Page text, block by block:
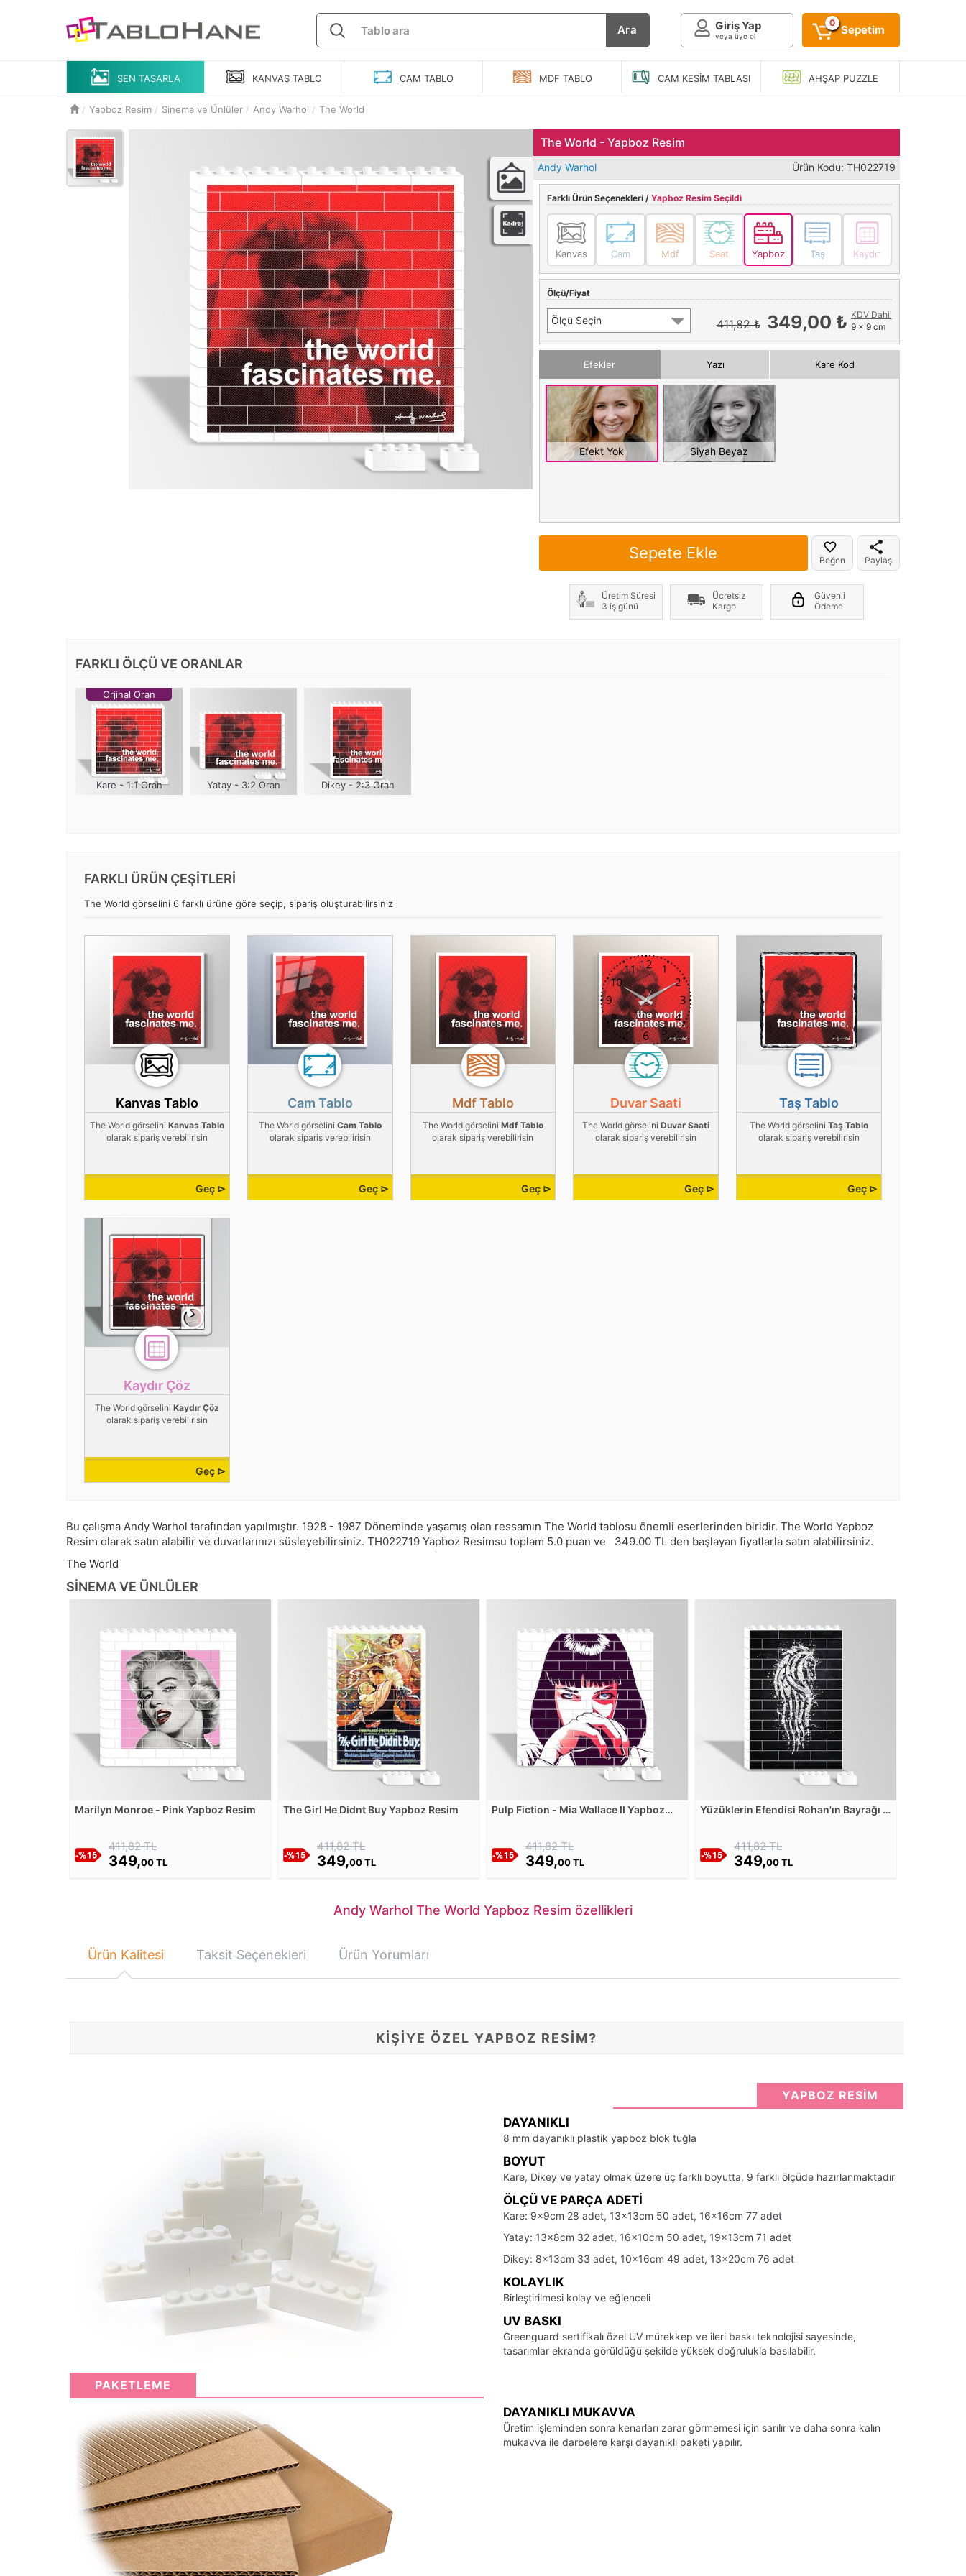
Ara Giriş Yap
veya üye ol
0
Sepetim
SEN TASARLA KANVAS TABLO CAM TABLO MDF TABLO CAM KESIM TABLASI AHŞAPPUZZLE
Yapboz Resim Sinema ve Ünlüler Andy Warhol The World
The World - Yapboz Resim
Andy Warhol Ürün Kodu: TH022719
Farklı Ürün Seçenekleri / Yapboz Resim Seçildi
Kanvas Cam Mdf Saat Yapboz Taş Kaydır
Ölçü/Fiyat
Ölçü Seçin 411,82 ₺ 349,00 ₺ KDV Dahil
9 x 9 cm
Efekler Yazı Kare Kod
Efekt Yok Siyah Beyaz
Sepete Ekle Beğen Paylaş
Üretim Süresi
3 iş günü
Ücretsiz
Kargo
Güvenli
Ödeme
FARKLI ÖLÇÜ VE ORANLAR
Orjinal Oran
Kare - 1:1 Oran Yatay - 3:2 Oran Dikey - 2:3 Oran
FARKLI ÜRÜN ÇEŞİTLERİ
The World görselini 6 farklı ürüne göre seçip, sipariş oluşturabilirsiniz
Kanvas Tablo
The World görselini Kanvas Tablo
olarak sipariş verebilirisin
Geç ⊳
Cam Tablo
The World görselini Cam Tablo
olarak sipariş verebilirisin
Geç ⊳
Mdf Tablo
The World görselini Mdf Tablo
olarak sipariş verebilirisin
Geç ⊳
Duvar Saati
The World görseliniDuvar Saati
olarak sipariş verebilirisin
Geç ⊳
Taş Tablo
The World görseliniTaş Tablo
olarak sipariş verebilirisin
Geç ⊳
Kaydır Çöz
The World görselini Kaydır Çöz
olarak sipariş verebilirisin
Geç ⊳
Bu çalışma Andy Warhol tarafından yapılmıştır. 1928 - 1987 Döneminde yaşamış olan ressamın The World tablosu önemli eserlerinden biridir. The World Yapboz
Resim olarak satın alabilir ve duvarlarınızı süsleyebilirsiniz. TH022719 Yapboz Resimsu toplam 5.0 puan ve 349.00 TL den başlayan fiyatlarla satın alabilirsiniz.
The World
SINEMA VE ÜNLÜLER
Marilyn Monroe - Pink Yapboz Resim
411,82 TL
349,00 TL
The Girl He Didnt Buy Yapboz Resim
411,82 TL
349,00 TL
Pulp Fiction - Mia Wallace II Yapboz
411,82 TL
349,00 TL
Yüzüklerin Efendisi Rohan'ın Bayrağı -
411,82 TL
349,00 TL
Andy Warhol The World Yapboz Resim özellikleri
Ürün Kalitesi Taksit Seçenekleri Ürün Yorumları
KİŞİYE ÖZEL YAPBOZ RESİM?
YAPBOZ RESİM
DAYANIKLI
8 mm dayanıklı plastik yapboz blok tuğla
BOYUT
Kare, Dikey ve yatay olmak üzere üç farklı boyutta, 9 farklı ölçüde hazırlanmaktadır
ÖLÇÜ VE PARÇA ADETI
Kare: 9x9cm 28 adet, 13x13cm 50 adet, 16x16cm 77 adet
Yatay: 13x8cm 32 adet, 16x10cm 50 adet, 19x13cm 71 adet
Dikey: 8x13cm 33 adet, 10x16cm 49 adet, 13x20cm 76 adet
KOLAYLIK
Birleştirilmesi kolay ve eğlenceli
UV BASKI
Greenguard sertifikalı özel UV mürekkep ve ileri baskı teknolojisi sayesinde,
tasarımlar ekranda görüldüğü şekilde yüksek doğrulukla basılabilir.
PAKETLEME
DAYANIKLI MUKAVVA
Üretim işleminden sonra kenarları zarar görmemesi için sarılır ve daha sonra kalın
mukavva ile darbelere karşı dayanıklı paketi yapılır.